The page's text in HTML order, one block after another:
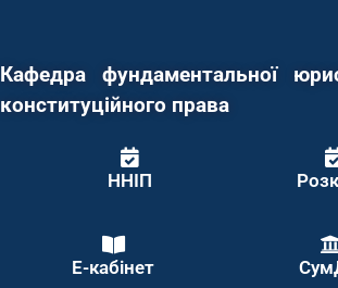
Кафедра фундаментальної
конституційного права
ННІП
Е-кабінет